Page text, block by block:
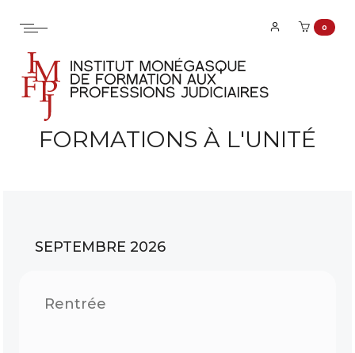
0
FORMATIONS À L'UNITÉ
SEPTEMBRE 2026
Rentrée